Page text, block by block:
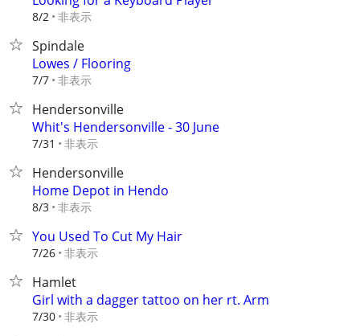
8/2 非表示
Spindale
Lowes / Flooring
7/7 非表示
Hendersonville
Whit's Hendersonville - 30 June
7/31 非表示
Hendersonville
Home Depot in Hendo
8/3 非表示
You Used To Cut My Hair
7/26 非表示
Hamlet
Girl with a dagger tattoo on her rt. Arm
7/30 非表示